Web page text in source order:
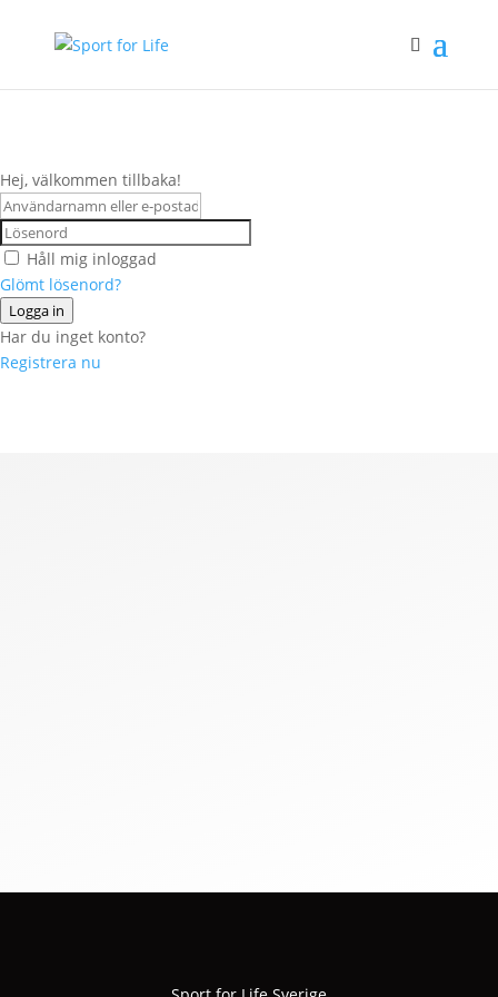
Hej, välkommen tillbaka!
Håll mig inloggad
Glömt lösenord?
Logga in
Har du inget konto?
Registrera nu